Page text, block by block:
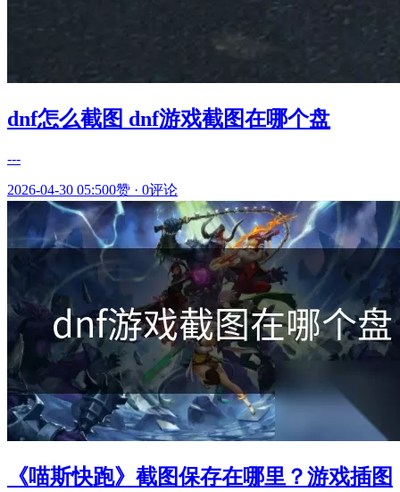
dnf怎么截图 dnf游戏截图在哪个盘
---
2026-04-30 05:500赞 · 0评论
《喵斯快跑》截图保存在哪里？游戏插图